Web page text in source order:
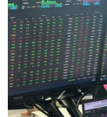
Hơn 100